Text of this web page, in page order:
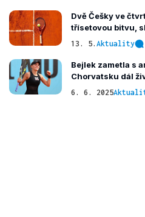
Dvě Češky ve
třísetovou bitvu,
13. 5. Aktuality
Bejlek zametla s
Chorvatsku dál
6. 6. 2025